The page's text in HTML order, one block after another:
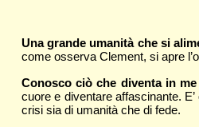
Una grande umanità che si
come osserva Clement, si apre
Conosco ciò che diventa in
cuore e diventare affascinante.
crisi sia di umanità che di fede.